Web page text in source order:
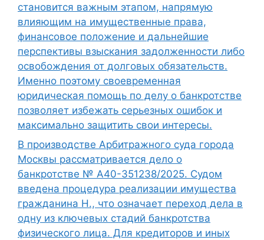
становится важным этапом, напрямую
влияющим на имущественные права,
финансовое положение и дальнейшие
перспективы взыскания задолженности либо
освобождения от долговых обязательств.
Именно поэтому своевременная
юридическая помощь по делу о банкротстве
позволяет избежать серьезных ошибок и
максимально защитить свои интересы.
В производстве Арбитражного суда города
Москвы рассматривается дело о
банкротстве № А40-351238/2025. Судом
введена процедура реализации имущества
гражданина Н., что означает переход дела в
одну из ключевых стадий банкротства
физического лица. Для кредиторов и иных